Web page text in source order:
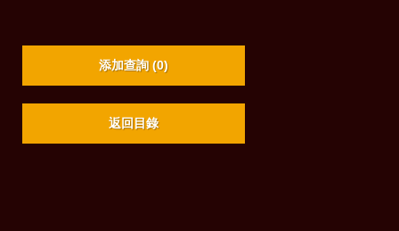
添加查詢 (0)
返回目錄